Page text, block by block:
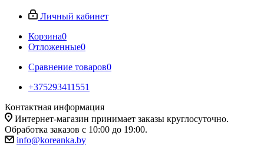
Личный кабинет
Корзина0
Отложенные0
Сравнение товаров0
+375293411551
Контактная информация
Интернет-магазин принимает заказы круглосуточно.
Обработка заказов с 10:00 до 19:00.
info@koreanka.by